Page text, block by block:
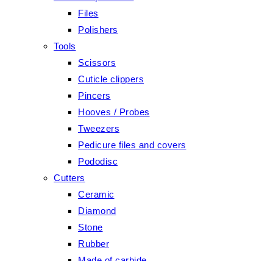
Files
Polishers
Tools
Scissors
Cuticle clippers
Pincers
Hooves / Probes
Tweezers
Pedicure files and covers
Pododisc
Cutters
Ceramic
Diamond
Stone
Rubber